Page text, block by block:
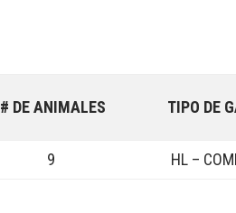
# DE ANIMALES TIPO DE
9 HL –